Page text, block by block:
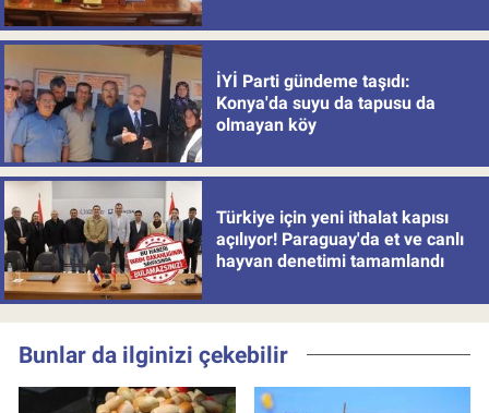
İYİ Parti gündeme taşıdı:
Konya'da suyu da tapusu da
olmayan köy
Türkiye için yeni ithalat kapısı
açılıyor! Paraguay'da et ve canlı
hayvan denetimi tamamlandı
Bunlar da ilginizi çekebilir